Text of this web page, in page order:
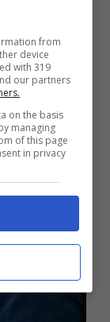
ci sarà
dopo
è già
stata una
essere
la
from
device
with 319
our partners
on the basis
managing
of this page
in privacy